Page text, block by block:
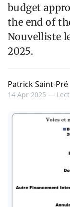
budget
the end of
Nouvelliste
2025.
Patrick Saint-Pré
14 Apr 2025 —